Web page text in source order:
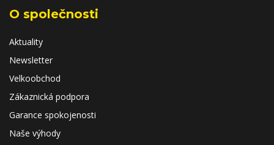
O společnosti
Aktuality
Newsletter
Velkoobchod
Zákaznická podpora
Garance spokojenosti
Naše výhody